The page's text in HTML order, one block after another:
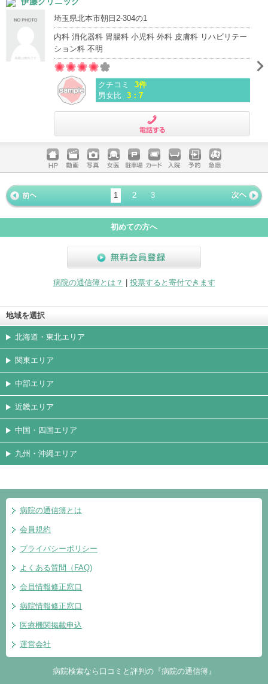
ージ
埼玉県北本市朝日2-304の1
内科 消化器科 胃腸科 小児科 外科 皮膚科 リハビリテー
ション科 不明
クチコミ
3件
男女比 3：7
ホームペ
ージ
動画 写真 女医 駐車場
クレジッ
トカード
入院 予約 急患
« 前ペー
ジ
1 2
3
次ページ
»
初めての方へ
病院の通信簿とは？
投票すると寄付できます
地域を選択
北海道・東北エリア
関東エリア
中部エリア
近畿エリア
中国・四国エリア
九州・沖縄エリア
病院の通信簿とは
会員規約
プライバシーポリシー
よくある質問（FAQ)
会員情報修正窓口
病院情報修正窓口
医療機関掲載申込
運営会社
病院検索なら口コミと評判の『病院の通信簿』